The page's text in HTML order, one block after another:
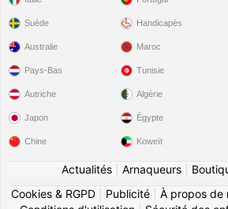
Suède Handicapés
Australie
Pays-Bas
Autriche
Japon
Chine
Maroc
Tunisie
Algérie
Égypte
Koweït
Actualités| Arnaqueurs|
Cookies & RGPD
Publicité À propos de